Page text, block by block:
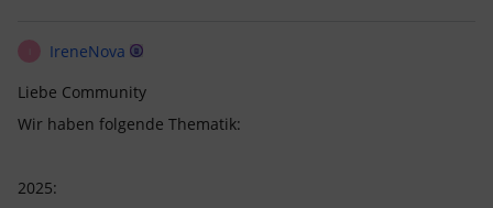
IreneNova
Liebe Community
Wir haben folgende Thematik:
2025: